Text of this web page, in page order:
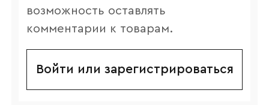
возможность оставлять
комментарии к товарам.
Войти или зарегистрироваться